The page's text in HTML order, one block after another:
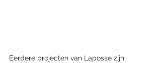
Eerdere projecten van Laposse zijn